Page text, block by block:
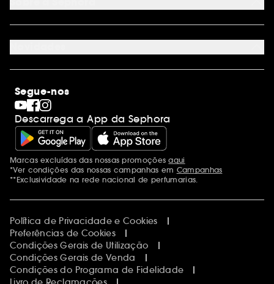
Cartão oferta empresas
Site Map
Juntar Sephora
Sephora Prize 2026
Internacional
Descobrir a Sephora
Código promocional Sephora
Saldos
Dia dos Namorados
Dia do Pai
Dia da Mãe
Calendários do Advento
Singles' Day
Black Friday
Cyber Monday
Blue Monday
Segue-nos
Descarrega a App da Sephora
Menções adicionais
Marcas excluídas das nossas promoçõesaqui
*Ver condições das nossas campanhas em Campanhas
**Exclusividade na rede nacional de perfumarias.
Política de Privacidade e Cookies
Preferências de Cookies
Condições Gerais de Utilização
Condições Gerais de Venda
Condições do Programa de Fidelidade